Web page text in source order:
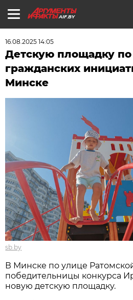
AIF.BY
16.08.2025 14:05
Детскую площадку по
гражданских
Минске
sb.by
В Минске по улице
победительницы конкурса
новую детскую площадку.